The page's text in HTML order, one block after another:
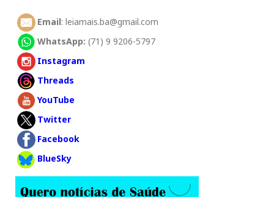
Email: leiamais.ba@gmail.com
WhatsApp: (71) 9 9206-5797
Instagram
Threads
YouTube
Twitter
Facebook
BlueSky